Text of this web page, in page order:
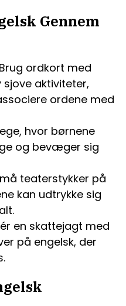
Gennem
Brug ordkort med
aktiviteter,
ordene med
hvor børnene
og bevæger sig
teaterstykker på
kan udtrykke sig
en skattejagt med
på engelsk, der